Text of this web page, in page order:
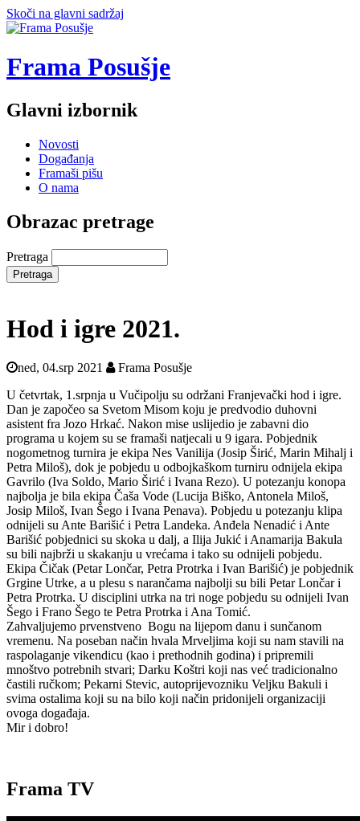
Skoči na glavni sadržaj
Frama Posušje
Glavni izbornik
Novosti
Događanja
Framaši pišu
O nama
Obrazac pretrage
Pretraga
Hod i igre 2021.
ned, 04.srp 2021
Frama Posušje
U četvrtak, 1.srpnja u Vučipolju su održani Franjevački hod i igre.
Dan je započeo sa Svetom Misom koju je predvodio duhovni
asistent fra Jozo Hrkać. Nakon mise uslijedio je zabavni dio
programa u kojem su se framaši natjecali u 9 igara. Pobjednik
nogometnog turnira je ekipa Nes Vanilija (Josip Širić, Marin Mihalj i
Petra Miloš), dok je pobjedu u odbojkaškom turniru odnijela ekipa
Gavrilo (Iva Soldo, Mario Širić i Ivana Rezo). U potezanju konopa
najbolja je bila ekipa Čaša Vode (Lucija Biško, Antonela Miloš,
Josip Miloš, Ivan Šego i Ivana Penava). Pobjedu u potezanju klipa
odnijeli su Ante Barišić i Petra Landeka. Anđela Nenadić i Ante
Barišić pobjednici su skoka u dalj, a Ilija Jukić i Anamarija Bakula
su bili najbrži u skakanju u vrećama i tako su odnijeli pobjedu.
Ekipa Čičak (Petar Lončar, Petra Protrka i Ivan Barišić) je pobjednik
Grgine Utrke, a u plesu s narančama najbolji su bili Petar Lončar i
Petra Protrka. U disciplini utrka na tri noge pobjedu su odnijeli Ivan
Šego i Frano Šego te Petra Protrka i Ana Tomić.
Zahvaljujemo prvenstveno Bogu na lijepom danu i sunčanom
vremenu. Na poseban način hvala Mrveljima koji su nam stavili na
raspolaganje vikendicu (kao i prethodnih godina) i pripremili
mnoštvo potrebnih stvari; Darku Koštri koji nas već tradicionalno
častili ručkom; Pekarni Stevic, autoprijevozniku Veljku Bakuli i
svima ostalima koji su na bilo koji način pridonijeli organizaciji
ovoga događaja.
Mir i dobro!
Frama TV